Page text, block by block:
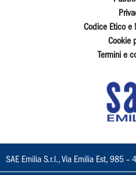
Codice Etico e
Cookie
Termini e
SAE Emilia S.r.l., Via Emilia Est, 985